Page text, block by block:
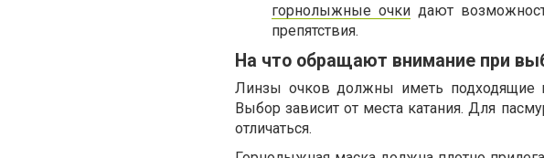
горнолыжные очкидают
препятствия.
На что обращают внимание при
Линзы очков должны иметь подходящие
Выбор зависит от места катания. Для
отличаться.